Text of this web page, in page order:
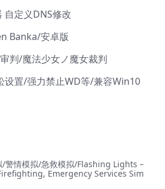
自定义DNS修改
Banka/安卓版
判/魔法少女ノ魔女裁判
置/强力禁止WD等/兼容Win10
/警情模拟/急救模拟/Flashing Lights –
Emergency Services Sim